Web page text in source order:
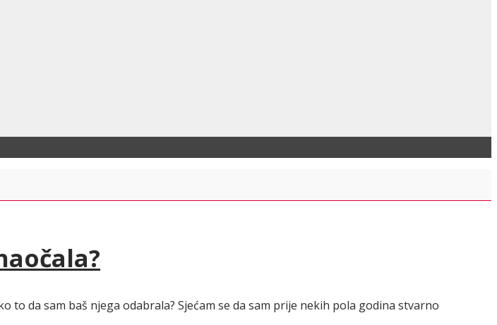
to da sam baš njega odabrala? Sjećam se da sam prije nekih pola godina stvarno